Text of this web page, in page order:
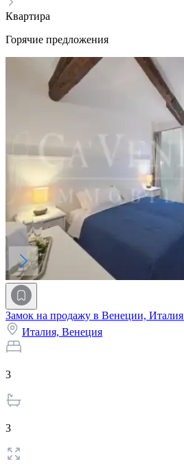
Квартира
Горячие предложения
Замок на продажу в Венеции, Италия
Италия, Венеция
3
3